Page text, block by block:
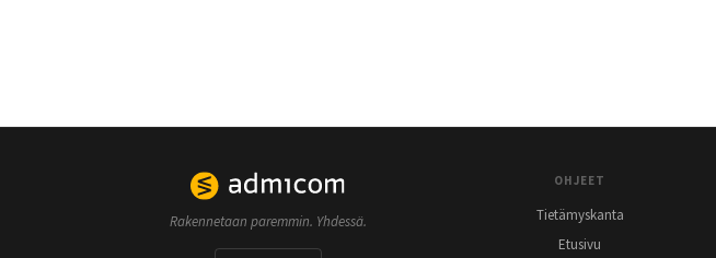
Rakennetaan paremmin. Yhdessä.
OHJEET
Tietämyskanta
Etusivu